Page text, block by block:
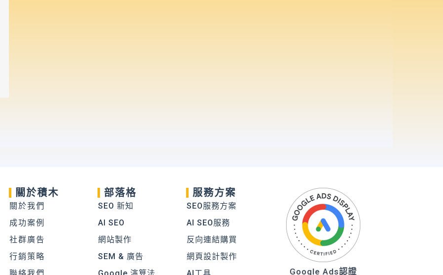
關於積木
關於我們
成功案例
社群廣告
行銷策略
部落格
SEO 新知
AI SEO
網站製作
SEM & 廣告
服務方案
SEO服務方案
AI SEO服務
反向連結購買
網頁設計製作
Google Ads認證